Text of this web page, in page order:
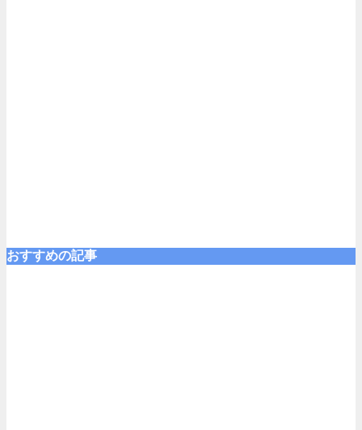
おすすめの記事